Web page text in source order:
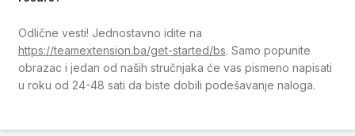
Odlične vesti! Jednostavno idite na
https://teamextension.ba/get-started/bs. Samo popunite
obrazac i jedan od naših stručnjaka će vas pismeno napisati
u roku od 24-48 sati da biste dobili podešavanje naloga.